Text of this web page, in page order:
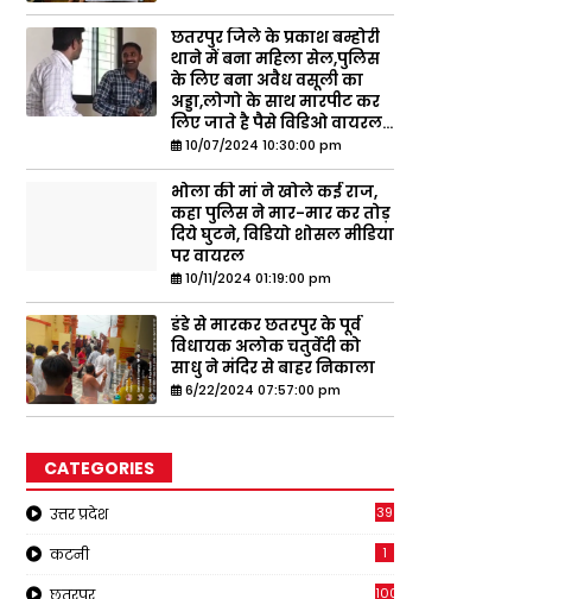
छतरपुर जिले के प्रकाश बम्होरी
थाने में बना महिला सेल,पुलिस
के लिए बना अवैध वसूली का
अड्डा,लोगो के साथ मारपीट कर
लिए जाते है पैसे विडिओ वायरल...
10/07/2024 10:30:00 pm
भोला की मां ने खोले कई राज,
कहा पुलिस ने मार-मार कर तोड़
दिये घुटने, विडियो शोसल मीडिया
पर वायरल
10/11/2024 01:19:00 pm
डंडे से मारकर छतरपुर के पूर्व
विधायक अलोक चतुर्वेदी को
साधु ने मंदिर से बाहर निकाला
6/22/2024 07:57:00 pm
CATEGORIES
उत्तर प्रदेश 39
कटनी 1
छतरपुर 1001